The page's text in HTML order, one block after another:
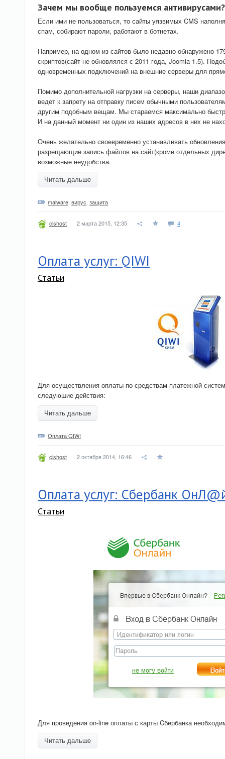
Зачем мы вообще пользуемся антивирусами?
Если ими не пользоваться, то сайты уязвимых CMS
спам, собирают пароли, работают в ботнетах.
Например, на одном из сайтов было недавно обнаружено
скриптов(сайт не обновлялся с 2011 года, Joomla 1.5).
одновременных подключений на внешние серверы для
Помимо дополнительной нагрузки на серверы, наши
ведет к запрету на отправку писем обычными
другим подобным вещам. Мы стараемся максимально
И на данный момент ни один из наших адресов в них не
Очень желательно своевременно устанавливать
разрещающие запись файлов на сайт(кроме отдельных
возможные неудобства.
Читать дальше
malware вирус защита
cishost 2 марта 2015, 12:35 4
Оплата услуг: QIWI
Статьи
Для осуществления оплаты по средствам платежной
следуюшие действия:
Читать дальше
Оплата QIWI
cishost 2 октября 2014, 16:46
Оплата услуг: Сбербанк
Статьи
Для проведения on-line оплаты с карты Cбербанка
Читать дальше